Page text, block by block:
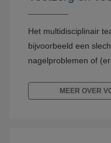
Het multidisciplinair
bijvoorbeeld een
nagelproblemen of
MEER OVER